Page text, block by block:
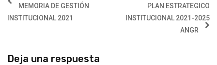
MEMORIA DE GESTIÓN
INSTITUCIONAL 2021
PLAN ESTRATEGICO
INSTITUCIONAL 2021-2025
ANGR
Deja una respuesta